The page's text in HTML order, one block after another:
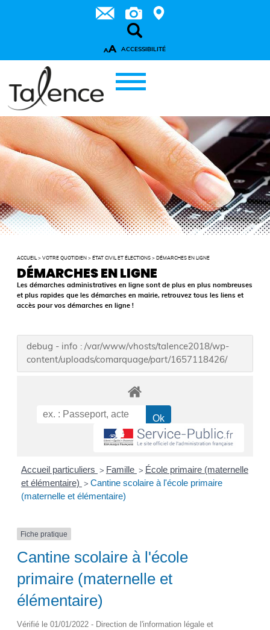
AA ACCESSIBILITÉ
ACCUEIL >VOTRE QUOTIDIEN > ÉTAT CIVIL ET ÉLECTIONS > DÉMARCHES EN LIGNE
DÉMARCHES EN LIGNE
Les démarches administratives en ligne sont de plus en plus nombreuses
et plus rapides que les démarches en mairie, retrouvez tous les liens et
accès pour vos démarches en ligne !
debug - info : /var/www/vhosts/talence2018/wp-
content/uploads/comarquage/part/1657118426/
Accueil particuliers > Famille > École primaire (maternelle
et élémentaire)
> Cantine scolaire à l'école primaire
(maternelle et élémentaire)
Fiche pratique
Cantine scolaire à l'école
primaire (maternelle et
élémentaire)
Vérifié le 01/01/2022 - Direction de l'information légale et